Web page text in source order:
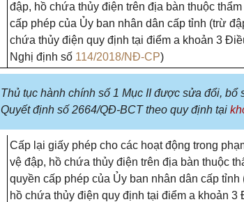
đập, hồ chứa thủy điện trên địa bàn thuộc thẩm
cấp phép của Ủy ban nhân dân cấp tỉnh (trừ
chứa thủy điện quy định tại điểm a khoản 3
Nghị định số 114/2018/NĐ-CP)
Thủ tục hành chính số 1 Mục II được sửa đổi, bổ
Quyết định số 2664/QĐ-BCT theo quy định tại
Cấp lại giấy phép cho các hoạt động trong
vệ đập, hồ chứa thủy điện trên địa bàn thuộc
quyền cấp phép của Ủy ban nhân dân cấp tỉnh
hồ chứa thủy điện quy định tại điểm a khoản 3